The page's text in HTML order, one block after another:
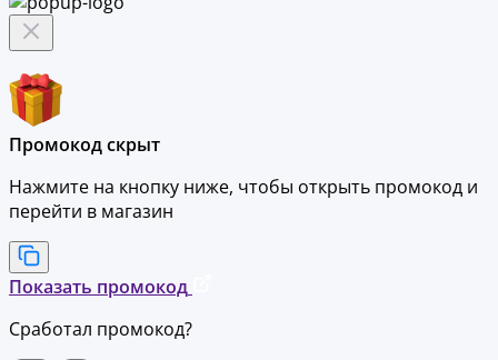
Промокод скрыт
Нажмите на кнопку ниже, чтобы открыть промокод и
перейти в магазин
Показать промокод
Сработал промокод?